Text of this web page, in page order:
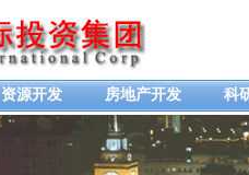
资源开发 房地产开发 科